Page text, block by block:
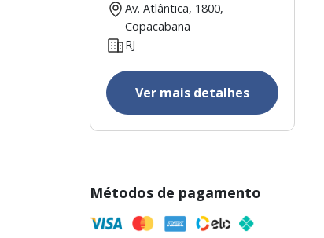
Av. Atlântica, 1800,
Copacabana
RJ
Ver mais detalhes
Métodos de pagamento